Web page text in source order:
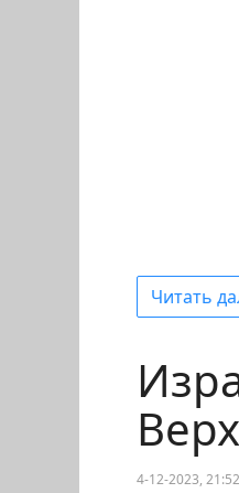
Читать
4-12-2023,